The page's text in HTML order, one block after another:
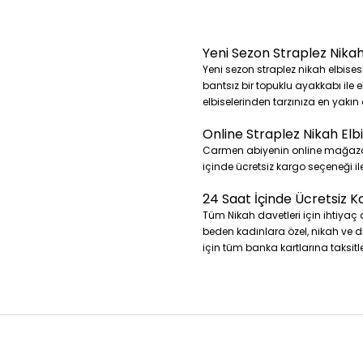
Sade Şık Nikah Elbiseleri
Yeni Sezon Straplez
Yeni sezon straplez nikah
bantsız bir topuklu ayakkabı ile
elbiselerinden tarzınıza en
Online Straplez Nikah
Carmen abiyenin online
içinde ücretsiz kargo seçeneği
24 Saat İçinde Ücretsiz
Tüm Nikah davetleri için ihtiyaç
beden kadınlara özel, nikah ve
için tüm banka kartlarına